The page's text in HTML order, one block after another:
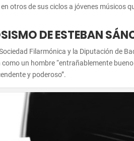
en otros de sus ciclos a jóvenes músicos
DE ESTEBAN
Filarmónica y la Diputación de
como un hombre “entrañablemente
y poderoso”.